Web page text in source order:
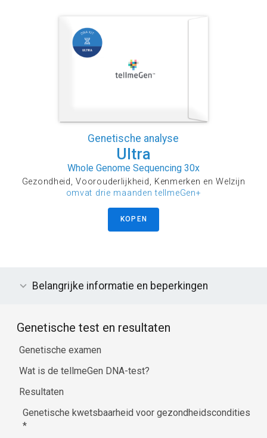
Genetische analyse
Ultra
Whole Genome Sequencing 30x
Gezondheid, Voorouderlijkheid, Kenmerken en Welzijn
omvat drie maanden tellmeGen+
KOPEN
Belangrijke informatie en beperkingen
Genetische test en resultaten
Genetische examen
Wat is de tellmeGen DNA-test?
Resultaten
Genetische kwetsbaarheid voor gezondheidscondities
*